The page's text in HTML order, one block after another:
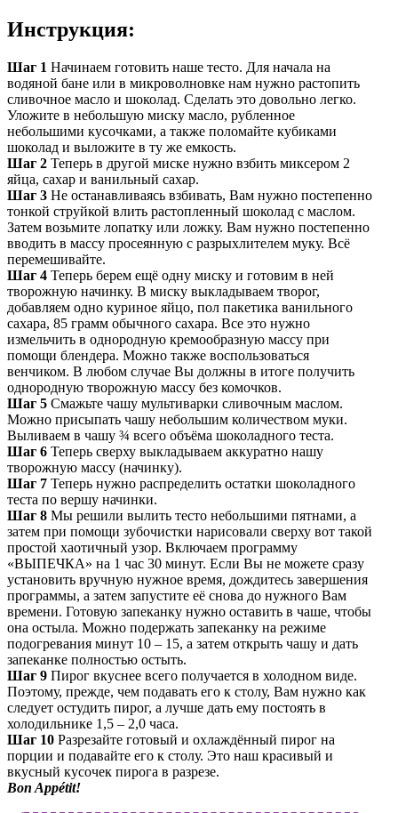
Инструкция:
Шаг 1 Начинаем готовить наше тесто. Для начала на
водяной бане или в микроволновке нам нужно растопить
сливочное масло и шоколад. Сделать это довольно легко.
Уложите в небольшую миску масло, рубленное
небольшими кусочками, а также поломайте кубиками
шоколад и выложите в ту же емкость.
Шаг 2 Теперь в другой миске нужно взбить миксером 2
яйца, сахар и ванильный сахар.
Шаг 3 Не останавливаясь взбивать, Вам нужно постепенно
тонкой струйкой влить растопленный шоколад с маслом.
Затем возьмите лопатку или ложку. Вам нужно постепенно
вводить в массу просеянную с разрыхлителем муку. Всё
перемешивайте.
Шаг 4 Теперь берем ещё одну миску и готовим в ней
творожную начинку. В миску выкладываем творог,
добавляем одно куриное яйцо, пол пакетика ванильного
сахара, 85 грамм обычного сахара. Все это нужно
измельчить в однородную кремообразную массу при
помощи блендера. Можно также воспользоваться
венчиком. В любом случае Вы должны в итоге получить
однородную творожную массу без комочков.
Шаг 5 Смажьте чашу мультиварки сливочным маслом.
Можно присыпать чашу небольшим количеством муки.
Выливаем в чашу ¾ всего объёма шоколадного теста.
Шаг 6 Теперь сверху выкладываем аккуратно нашу
творожную массу (начинку).
Шаг 7 Теперь нужно распределить остатки шоколадного
теста по вершу начинки.
Шаг 8 Мы решили вылить тесто небольшими пятнами, а
затем при помощи зубочистки нарисовали сверху вот такой
простой хаотичный узор. Включаем программу
«ВЫПЕЧКА» на 1 час 30 минут. Если Вы не можете сразу
установить вручную нужное время, дождитесь завершения
программы, а затем запустите её снова до нужного Вам
времени. Готовую запеканку нужно оставить в чаше, чтобы
она остыла. Можно подержать запеканку на режиме
подогревания минут 10 – 15, а затем открыть чашу и дать
запеканке полностью остыть.
Шаг 9 Пирог вкуснее всего получается в холодном виде.
Поэтому, прежде, чем подавать его к столу, Вам нужно как
следует остудить пирог, а лучше дать ему постоять в
холодильнике 1,5 – 2,0 часа.
Шаг 10 Разрезайте готовый и охлаждённый пирог на
порции и подавайте его к столу. Это наш красивый и
вкусный кусочек пирога в разрезе.
Bon Appétit!